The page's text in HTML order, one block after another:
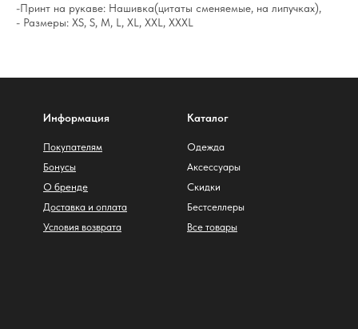
-Принт на рукаве: Нашивка(цитаты сменяемые, на липучках),
- Размеры: XS, S, M, L, XL, XXL, XXXL
Все товары
Бестселлеры
Скидки
Аксессуары
Одежда
Каталог
Условия возврата
Доставка и оплата
О бренде
Бонусы
Покупателям
Информация